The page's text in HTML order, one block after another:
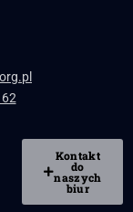
Kontakt
do
naszych
biur